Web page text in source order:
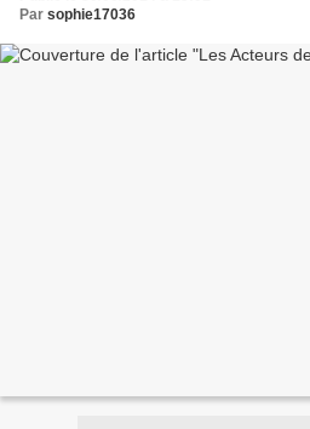
Par sophie17036